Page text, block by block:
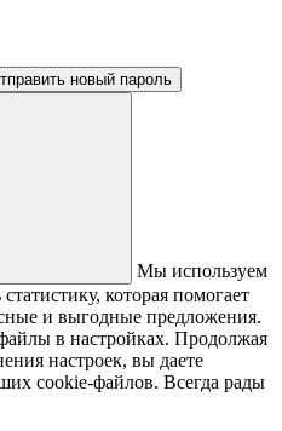
новый пароль
Мы используем
которая помогает
и выгодные предложения.
в настройках. Продолжая
настроек, вы даете
cookie-файлов. Всегда рады